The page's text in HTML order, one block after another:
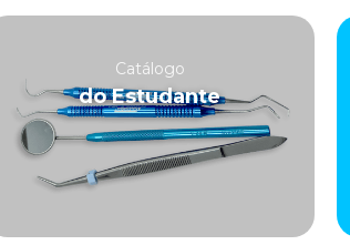
Catálogo
do Estudante